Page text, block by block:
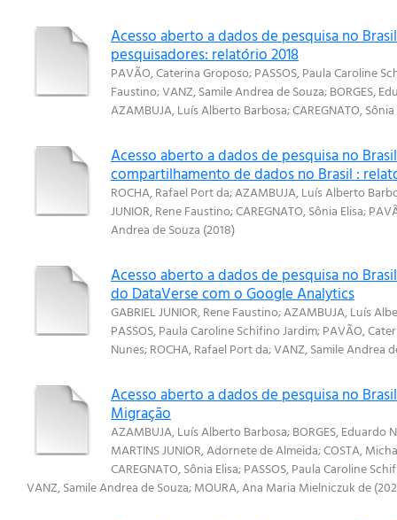
Acesso aberto a dados de pesquisa no
pesquisadores: relatório 2018
PAVÃO, Caterina Groposo;PASSOS, Paula Caroline
Faustino;VANZ, Samile Andrea de Souza;BORGES,
AZAMBUJA, Luís Alberto Barbosa;CAREGNATO,
Acesso aberto a dados de pesquisa no
compartilhamento de dados no Brasil :
ROCHA, Rafael Port da;AZAMBUJA, Luís Alberto
JUNIOR, Rene Faustino;CAREGNATO, Sônia Elisa;
Andrea de Souza (2018)
Acesso aberto a dados de pesquisa no
do DataVerse com o Google Analytics
GABRIEL JUNIOR, Rene Faustino;AZAMBUJA, Luís
PASSOS, Paula Caroline Schifino Jardim;PAVÃO,
Nunes;ROCHA, Rafael Port da;VANZ, Samile Andrea
Acesso aberto a dados de pesquisa no
Migração
AZAMBUJA, Luís Alberto Barbosa;BORGES, Eduardo
MARTINS JUNIOR, Adornete de Almeida;COSTA,
CAREGNATO, Sônia Elisa;PASSOS, Paula Caroline
VANZ, Samile Andrea de Souza;MOURA, Ana Maria Mielniczuk de(